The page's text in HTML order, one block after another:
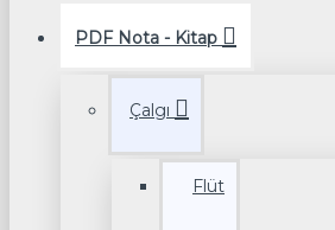
PDF Nota - Kitap
Çalgı
Flüt